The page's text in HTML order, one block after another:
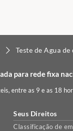
Teste de Agua de
para rede fixa
entre as 9 e as 18
Seus Direitos
Classificação de